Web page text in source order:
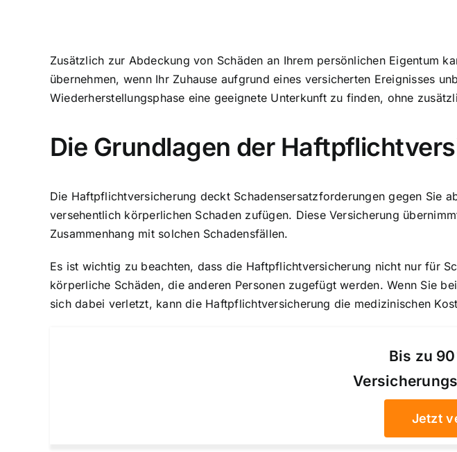
Zusätzlich zur Abdeckung von Schäden an Ihrem persönlichen Eigentum
übernehmen, wenn Ihr Zuhause aufgrund eines versicherten Ereignisses
Wiederherstellungsphase eine geeignete Unterkunft zu finden, ohne
Die Grundlagen der
Die Haftpflichtversicherung deckt Schadensersatzforderungen gegen Sie
versehentlich körperlichen Schaden zufügen. Diese Versicherung
Zusammenhang mit solchen Schadensfällen.
Es ist wichtig zu beachten, dass die Haftpflichtversicherung nicht nur für
körperliche Schäden, die anderen Personen zugefügt werden. Wenn Sie
sich dabei verletzt, kann die Haftpflichtversicherung die medizinischen
Bis zu
Jetzt